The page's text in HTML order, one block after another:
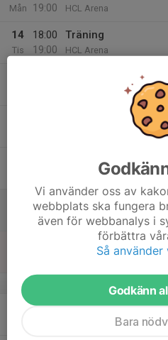
Mån
19:00
HCL Arena
14
Tis
18:00
19:00
Träning
HCL Arena
Träning - Starzone
Träning + Fys
18:00
Träning - Starzone
Vi använder oss av
webbplats ska fungera
även för webbanalys i
förbättra
Så
Godkänn
Bara